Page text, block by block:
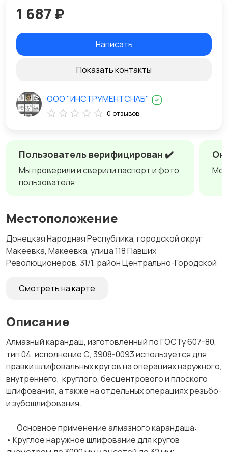
Пользователь верифицирован ✔️
Мы проверили и сверили паспорт и фото
пользователя
Местоположение
Донецкая Народная Республика, городской округ
Макеевка, Макеевка, улица 118 Павших
Революционеров, 31/1, район Центрально-Городской
Смотреть на карте
Описание
Алмазный карандаш, изготовленный по ГОСТу 607-80,
тип 04, исполнение С, 3908-0093 используется для
правки шлифовальных кругов на операциях наружного,
внутреннего, круглого, бесцентрового и плоского
шлифования, а также на отдельных операциях резьбо-
и зубошлифования.
Основное применение алмазного карандаша:
• Круглое наружное шлифование для кругов
1 687 ₽
Написать
Показать контакты
ООО "ИНСТРУМЕНТСНАБ"
0 отзывов